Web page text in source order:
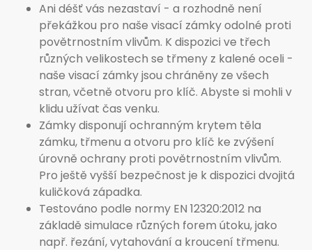
Ani déšť vás nezastaví - a rozhodně není
překážkou pro naše visací zámky odolné proti
povětrnostním vlivům. K dispozici ve třech
různých velikostech se třmeny z kalené oceli -
naše visací zámky jsou chráněny ze všech
stran, včetně otvoru pro klíč. Abyste si mohli v
klidu užívat čas venku.
Zámky disponují ochranným krytem těla
zámku, třmenu a otvoru pro klíč ke zvýšení
úrovně ochrany proti povětrnostním vlivům.
Pro ještě vyšší bezpečnost je k dispozici dvojitá
kuličková západka.
Testováno podle normy EN 12320:2012 na
základě simulace různých forem útoku, jako
např. řezání, vytahování a kroucení třmenu.